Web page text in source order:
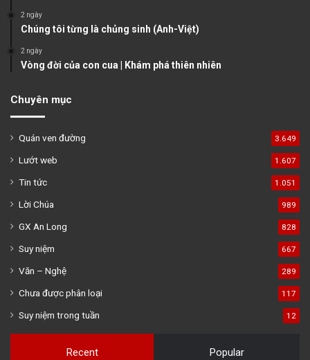
2 ngày
Chúng tôi từng là chủng sinh (Anh-Việt)
2 ngày
Vòng đời của con cua | Khám phá thiên nhiên
Chuyên mục
Quán ven đường 3.649
Lướt web 1.607
Tin tức 1.051
Lời Chúa 989
GX An Long 828
Suy niệm 667
Văn – Nghệ 289
Chưa được phân loại 117
Suy niệm trong tuần 12
Recent Popular